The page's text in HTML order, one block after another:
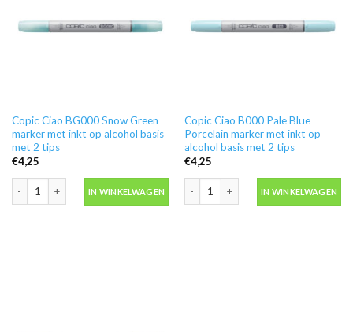
Copic Ciao BG000 Snow Green
marker met inkt op alcohol basis
met 2 tips
€4,25
Copic Ciao BG000 Snow Green marker met inkt op alcohol basis met 2 tips
IN WINKELWAGEN
Copic Ciao B000 Pale Blue
Porcelain marker met inkt op
alcohol basis met 2 tips
€4,25
Copic Ciao B000 Pale Blue
IN WINKELWAGEN